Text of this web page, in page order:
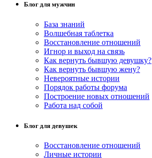
Блог для мужчин
База знаний
Волшебная таблетка
Восстановление отношений
Игнор и выход на связь
Как вернуть бывшую девушку?
Как вернуть бывшую жену?
Невероятные истории
Порядок работы форума
Построение новых отношений
Работа над собой
Блог для девушек
Восстановление отношений
Личные истории